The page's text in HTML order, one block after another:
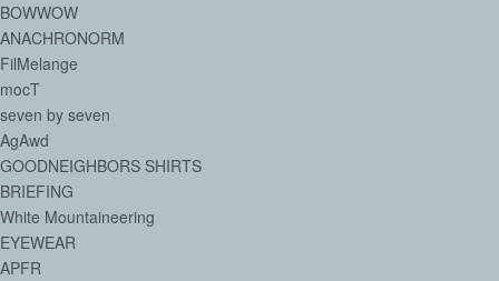
BOWWOW
ANACHRONORM
FilMelange
mocT
seven by seven
AgAwd
GOODNEIGHBORS SHIRTS
BRIEFING
White Mountaineering
EYEWEAR
APFR